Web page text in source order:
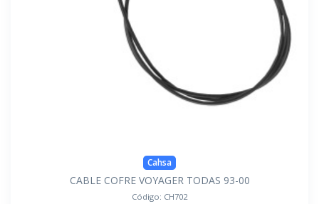
Cahsa
CABLE COFRE VOYAGER TODAS 93-00
Código: CH702